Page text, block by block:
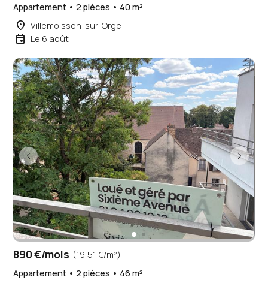
Appartement • 2 pièces • 40 m²
place Villemoisson-sur-Orge
event Le 6 août
890 €/mois (19,51 €/m²)
Appartement • 2 pièces • 46 m²